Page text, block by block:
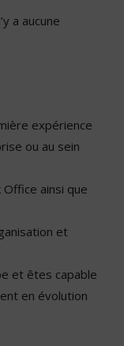
a aucune
expérience
ou au sein
ainsi que
et
et êtes capable
en évolution